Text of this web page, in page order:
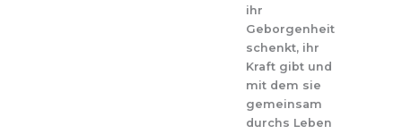
ihr
Geborgenheit
schenkt, ihr
Kraft gibt und
mit dem sie
gemeinsam
durchs Leben